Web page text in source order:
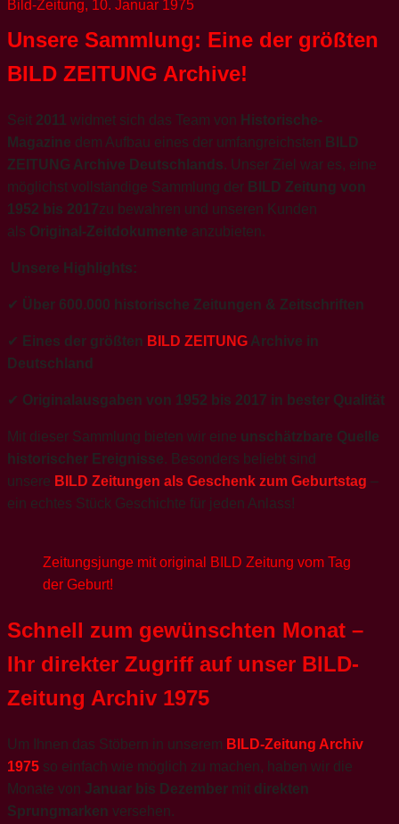
Bild-Zeitung, 10. Januar 1975
Unsere Sammlung: Eine der größten
BILD ZEITUNG Archive!
Seit 2011 widmet sich das Team von Historische-
Magazine dem Aufbau eines der umfangreichsten BILD
ZEITUNG Archive Deutschlands. Unser Ziel war es, eine
möglichst vollständige Sammlung der BILD Zeitung von
1952 bis 2017zu bewahren und unseren Kunden
als Original-Zeitdokumente anzubieten.
Unsere Highlights:
✔ Über 600.000 historische Zeitungen & Zeitschriften
✔ Eines der größten BILD ZEITUNG Archive in
Deutschland
✔ Originalausgaben von 1952 bis 2017 in bester Qualität
Mit dieser Sammlung bieten wir eine unschätzbare Quelle
historischer Ereignisse. Besonders beliebt sind
unsere BILD Zeitungen als Geschenk zum Geburtstag –
ein echtes Stück Geschichte für jeden Anlass!
Zeitungsjunge mit original BILD Zeitung vom Tag
der Geburt!
Schnell zum gewünschten Monat –
Ihr direkter Zugriff auf unser BILD-
Zeitung Archiv 1975
Um Ihnen das Stöbern in unserem BILD-Zeitung Archiv
1975 so einfach wie möglich zu machen, haben wir die
Monate von Januar bis Dezember mit direkten
Sprungmarken versehen.